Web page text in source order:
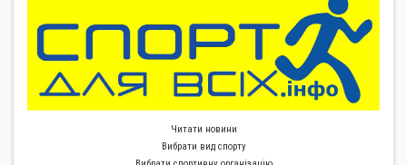
Читати новини
Вибрати вид спорту